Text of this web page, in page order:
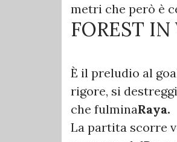
metri che però è
FOREST
È il preludio al
rigore, si
che fulminaRaya.
La partita scorre